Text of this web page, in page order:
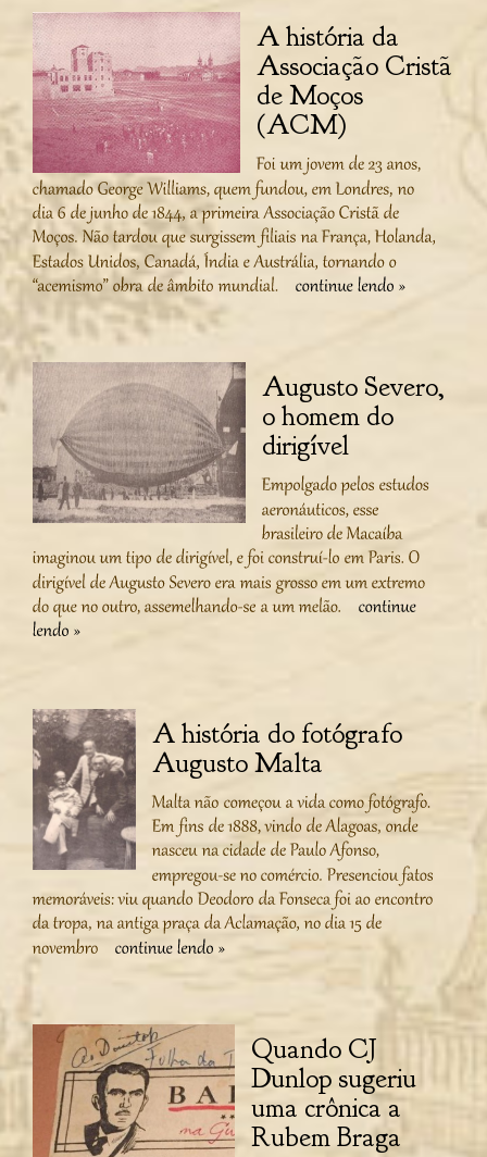
A história da
Associação Cristã
de Moços
(ACM)
Augusto Severo,
o homem do
dirigível
A história do fotógrafo
Augusto Malta
Quando CJ
Dunlop sugeriu
uma crônica a
Rubem Braga